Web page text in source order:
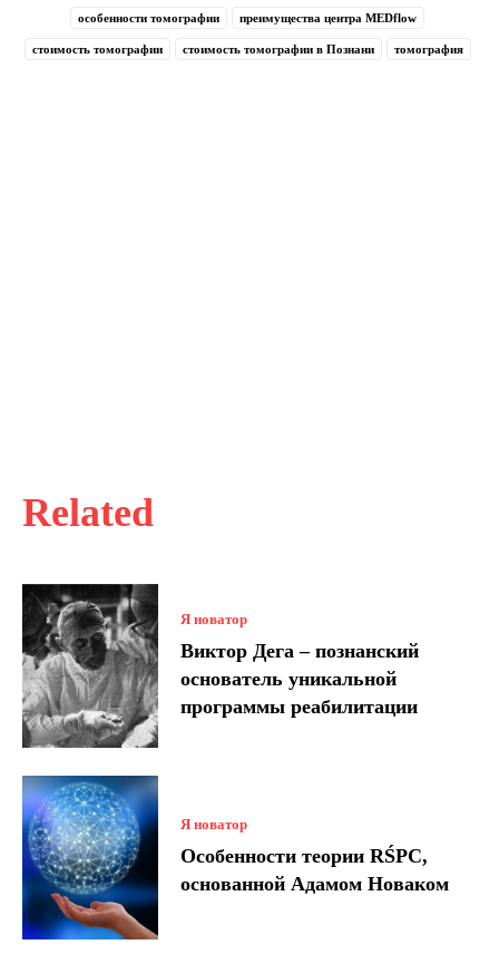
Related
Я новатор
Виктор Дега – познанский
основатель уникальной
программы реабилитации
Я новатор
Особенности теории RŚPC,
основанной Адамом Новаком
особенности томографии преимущества центра MEDflow
стоимость томографии стоимость томографии в Познани томография